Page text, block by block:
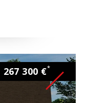
267 300 €*